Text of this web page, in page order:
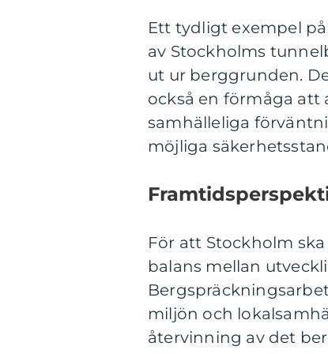
Ett tydligt exempel
av Stockholms
ut ur berggrunden.
också en förmåga
samhälleliga
möjliga
För att Stockholm
balans mellan
miljön och
återvinning av det